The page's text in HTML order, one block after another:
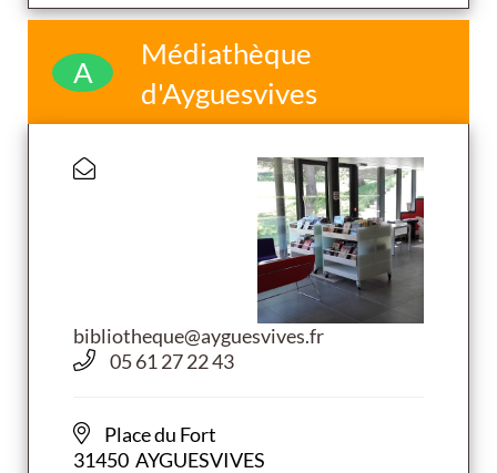
A
Médiathèque
d'Ayguesvives
bibliotheque@ayguesvives.fr
05 61 27 22 43
Place du Fort
31450 AYGUESVIVES